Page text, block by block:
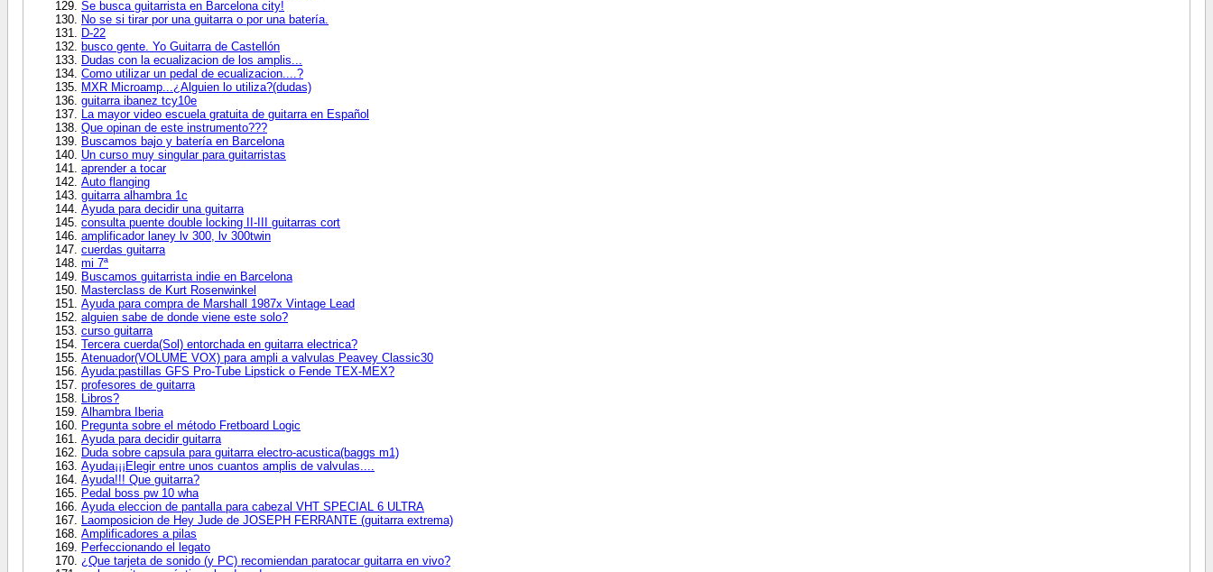
Se busca guitarrista en Barcelona city!
No se si tirar por una guitarra o por una batería.
D-22
busco gente. Yo Guitarra de Castellón
Dudas con la ecualizacion de los amplis...
Como utilizar un pedal de ecualizacion....?
MXR Microamp...¿Alguien lo utiliza?(dudas)
guitarra ibanez tcy10e
La mayor video escuela gratuita de guitarra en Español
Que opinan de este instrumento???
Buscamos bajo y batería en Barcelona
Un curso muy singular para guitarristas
aprender a tocar
Auto flanging
guitarra alhambra 1c
Ayuda para decidir una guitarra
consulta puente double locking II-III guitarras cort
amplificador laney lv 300, lv 300twin
cuerdas guitarra
mi 7ª
Buscamos guitarrista indie en Barcelona
Masterclass de Kurt Rosenwinkel
Ayuda para compra de Marshall 1987x Vintage Lead
alguien sabe de donde viene este solo?
curso guitarra
Tercera cuerda(Sol) entorchada en guitarra electrica?
Atenuador(VOLUME VOX) para ampli a valvulas Peavey Classic30
Ayuda:pastillas GFS Pro-Tube Lipstick o Fende TEX-MEX?
profesores de guitarra
Libros?
Alhambra Iberia
Pregunta sobre el método Fretboard Logic
Ayuda para decidir guitarra
Duda sobre capsula para guitarra electro-acustica(baggs m1)
Ayuda¡¡¡Elegir entre unos cuantos amplis de valvulas....
Ayuda!!! Que guitarra?
Pedal boss pw 10 wha
Ayuda eleccion de pantalla para cabezal VHT SPECIAL 6 ULTRA
Laomposicion de Hey Jude de JOSEPH FERRANTE (guitarra extrema)
Amplificadores a pilas
Perfeccionando el legato
¿Que tarjeta de sonido (y PC) recomiendan paratocar guitarra en vivo?